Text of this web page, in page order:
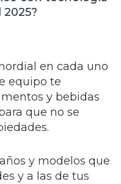
en cada uno
equipo te
y bebidas
que no se
y modelos que
y a las de tus